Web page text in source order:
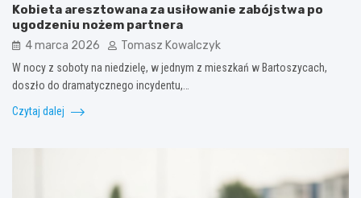
Kobieta aresztowana za usiłowanie zabójstwa po
ugodzeniu nożem partnera
4 marca 2026 Tomasz Kowalczyk
W nocy z soboty na niedzielę, w jednym z mieszkań w Bartoszycach,
doszło do dramatycznego incydentu,…
Czytaj dalej